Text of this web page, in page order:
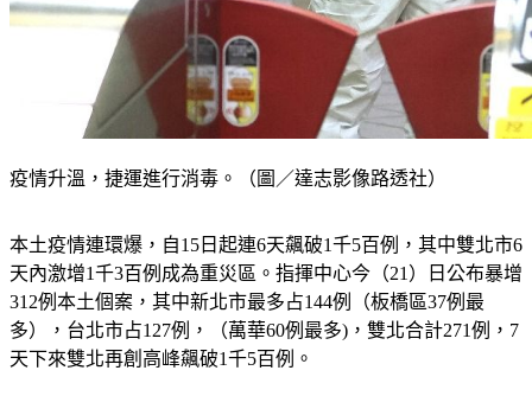
疫情升溫，捷運進行消毒。（圖／達志影像路透社）
本土疫情連環爆，自15日起連6天飆破1千5百例，其中雙北市6
天內激增1千3百例成為重災區。指揮中心今（21）日公布暴增
312例本土個案，其中新北市最多占144例（板橋區37例最
多），台北市占127例，（萬華60例最多)，雙北合計271例，7
天下來雙北再創高峰飆破1千5百例。